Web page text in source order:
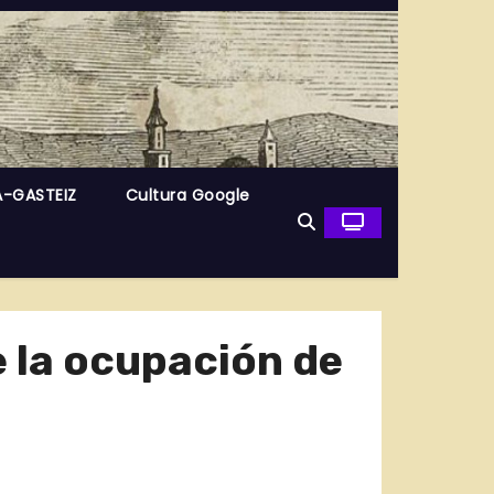
GASTEIZ Cultura Google
la ocupación de